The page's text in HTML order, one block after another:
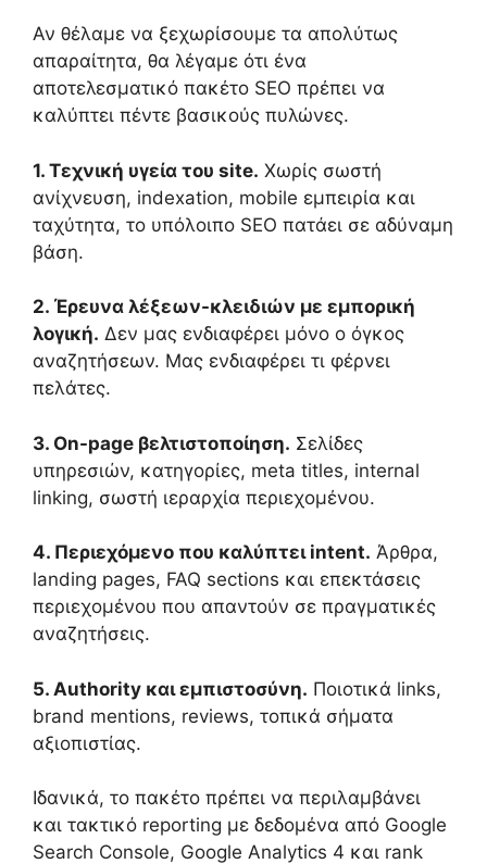
Αν θέλαμε να ξεχωρίσουμε τα απολύτως
απαραίτητα, θα λέγαμε ότι ένα
αποτελεσματικό πακέτο SEO πρέπει να
καλύπτει πέντε βασικούς πυλώνες.
1. Τεχνική υγεία του site. Χωρίς σωστή
ανίχνευση, indexation, mobile εμπειρία και
ταχύτητα, το υπόλοιπο SEO πατάει σε αδύναμη
βάση.
2. Έρευνα λέξεων-κλειδιών με εμπορική
λογική. Δεν μας ενδιαφέρει μόνο ο όγκος
αναζητήσεων. Μας ενδιαφέρει τι φέρνει
πελάτες.
3. On-page βελτιστοποίηση. Σελίδες
υπηρεσιών, κατηγορίες, meta titles, internal
linking, σωστή ιεραρχία περιεχομένου.
4. Περιεχόμενο που καλύπτει intent. Άρθρα,
landing pages, FAQ sections και επεκτάσεις
περιεχομένου που απαντούν σε πραγματικές
αναζητήσεις.
5. Authority και εμπιστοσύνη. Ποιοτικά links,
brand mentions, reviews, τοπικά σήματα
αξιοπιστίας.
Ιδανικά, το πακέτο πρέπει να περιλαμβάνει
και τακτικό reporting με δεδομένα από Google
Search Console, Google Analytics 4 και rank